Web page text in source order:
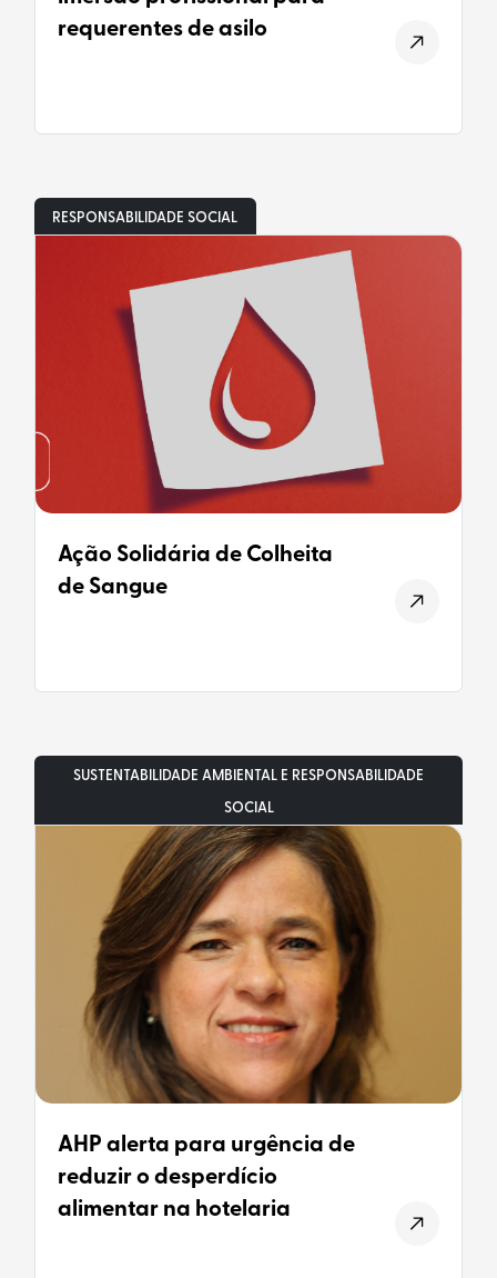
requerentes de asilo
RESPONSABILIDADE SOCIAL
Ação Solidária de Colheita
de Sangue
SUSTENTABILIDADE AMBIENTAL E RESPONSABILIDADE
SOCIAL
AHP alerta para urgência de
reduzir o desperdício
alimentar na hotelaria